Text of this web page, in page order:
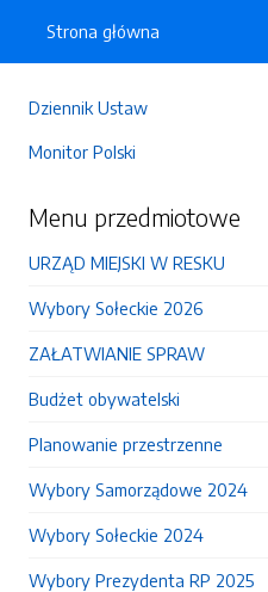
Dziennik Ustaw
Monitor Polski
Menu przedmiotowe
URZĄD MIEJSKI W RESKU
Wybory Sołeckie 2026
ZAŁATWIANIE SPRAW
Budżet obywatelski
Planowanie przestrzenne
Wybory Samorządowe 2024
Wybory Sołeckie 2024
Wybory Prezydenta RP 2025
Strona główna